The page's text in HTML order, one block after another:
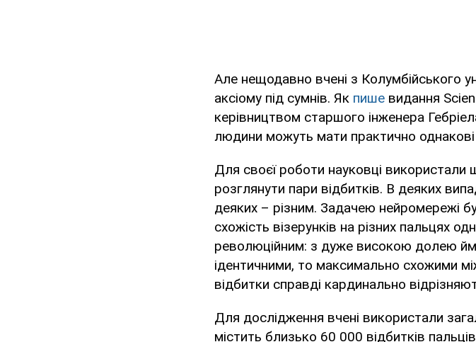
Але нещодавно вчені з Колумбійського
аксіому під сумнів. Як пише видання
керівництвом старшого інженера
людини можуть мати практично однакові
Для своєї роботи науковці використали
розглянути пари відбитків. В деяких
деяких – різним. Задачею нейромережі
схожість візерунків на різних пальцях
революційним: з дуже високою долею
ідентичними, то максимально схожими
відбитки справді кардинально
Для дослідження вчені використали
містить близько 60 000 відбитків